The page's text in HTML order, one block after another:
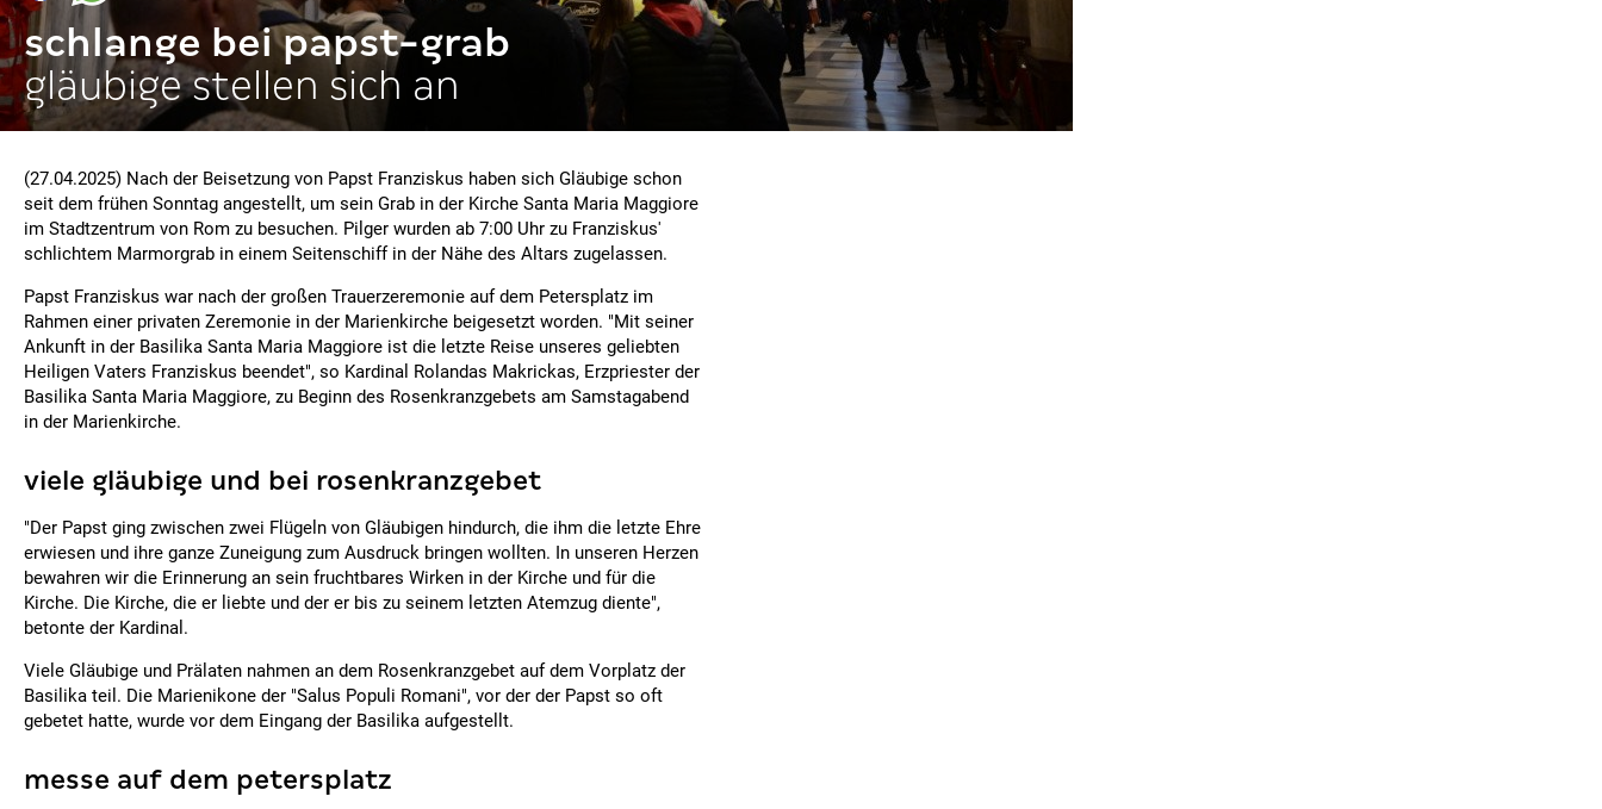
schlange bei papst-grab
gläubige stellen sich an
(27.04.2025) Nach der Beisetzung von Papst Franziskus haben sich Gläubige schon
seit dem frühen Sonntag angestellt, um sein Grab in der Kirche Santa Maria Maggiore
im Stadtzentrum von Rom zu besuchen. Pilger wurden ab 7:00 Uhr zu Franziskus'
schlichtem Marmorgrab in einem Seitenschiff in der Nähe des Altars zugelassen.
Papst Franziskus war nach der großen Trauerzeremonie auf dem Petersplatz im
Rahmen einer privaten Zeremonie in der Marienkirche beigesetzt worden. "Mit seiner
Ankunft in der Basilika Santa Maria Maggiore ist die letzte Reise unseres geliebten
Heiligen Vaters Franziskus beendet", so Kardinal Rolandas Makrickas, Erzpriester der
Basilika Santa Maria Maggiore, zu Beginn des Rosenkranzgebets am Samstagabend
in der Marienkirche.
viele gläubige und bei rosenkranzgebet
"Der Papst ging zwischen zwei Flügeln von Gläubigen hindurch, die ihm die letzte Ehre
erwiesen und ihre ganze Zuneigung zum Ausdruck bringen wollten. In unseren Herzen
bewahren wir die Erinnerung an sein fruchtbares Wirken in der Kirche und für die
Kirche. Die Kirche, die er liebte und der er bis zu seinem letzten Atemzug diente",
betonte der Kardinal.
Viele Gläubige und Prälaten nahmen an dem Rosenkranzgebet auf dem Vorplatz der
Basilika teil. Die Marienikone der "Salus Populi Romani", vor der der Papst so oft
gebetet hatte, wurde vor dem Eingang der Basilika aufgestellt.
messe auf dem petersplatz